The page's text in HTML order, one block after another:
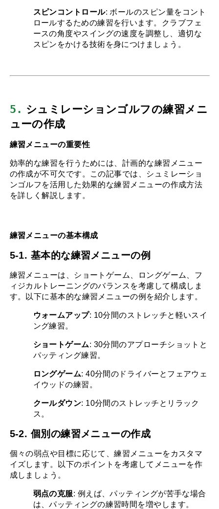
スピンコントロール: ボールのスピン量をコント
ロールするための練習を行います。クラブフェ
ースの角度やスイングの速度を調整し、適切な
スピンをかける技術を身につけましょう。
5. シュミレーションゴルフの練習メニ
ューの作成
練習メニューの重要性
効率的な練習を行うためには、計画的な練習メニュー
の作成が不可欠です。この記事では、シュミレーショ
ンゴルフを活用した効果的な練習メニューの作成方法
を詳しく解説します。
練習メニューの基本構成
5-1. 基本的な練習メニューの例
練習メニューは、ショートゲーム、ロングゲーム、フ
ィジカルトレーニングのバランスを考慮して構成しま
す。以下に基本的な練習メニューの例を紹介します。
ウォームアップ: 10分間のストレッチと軽いスイ
ング練習。
ショートゲーム: 30分間のアプローチショットと
パッティング練習。
ロングゲーム: 40分間のドライバーとフェアウェ
イウッドの練習。
クールダウン: 10分間のストレッチとリラック
ス。
5-2. 個別の練習メニューの作成
個々の弱点や目標に応じて、練習メニューをカスタマ
イズします。以下のポイントを考慮してメニューを作
成しましょう。
弱点の克服: 例えば、パッティングが苦手な場合
は、パッティングの練習時間を増やします。